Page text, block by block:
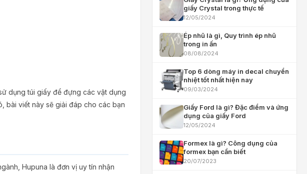
dụng túi giấy để đựng các vật dụng
bài viết này sẽ giải đáp cho các bạn
Hupuna là đơn vị uy tín nhận
giấy Crystal trong thực tế
12/05/2024
Ép nhũ là gì, Quy trình ép nhũ
trong in ấn
08/08/2024
Top 6 dòng máy in decal chuyển
nhiệt tốt nhất hiện nay
09/03/2024
Giấy Ford là gì? Đặc điểm và ứng
dụng của giấy Ford
12/05/2024
Formex là gì? Công dụng của
formex bạn cần biết
20/07/2023